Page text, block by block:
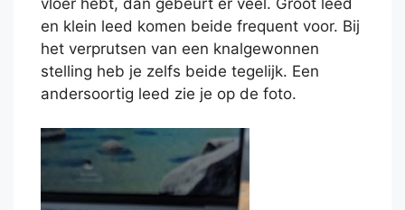
en klein leed komen beide frequent voor. Bij
het verprutsen van een knalgewonnen
stelling heb je zelfs beide tegelijk. Een
andersoortig leed zie je op de foto.